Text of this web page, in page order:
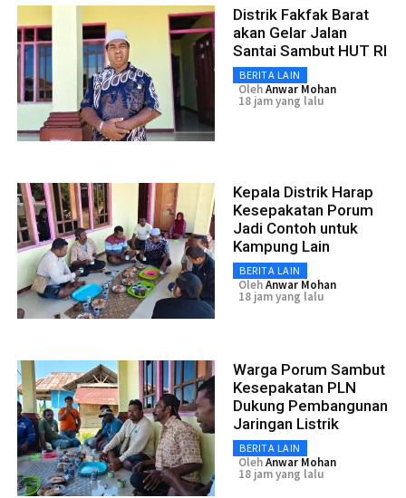
Distrik Fakfak Barat
akan Gelar Jalan
Santai Sambut HUT RI
BERITA LAIN
OlehAnwar Mohan
18 jam yang lalu
Kepala Distrik Harap
Kesepakatan Porum
Jadi Contoh untuk
Kampung Lain
BERITA LAIN
OlehAnwar Mohan
18 jam yang lalu
Warga Porum Sambut
Kesepakatan PLN
Dukung Pembangunan
Jaringan Listrik
BERITA LAIN
OlehAnwar Mohan
18 jam yang lalu